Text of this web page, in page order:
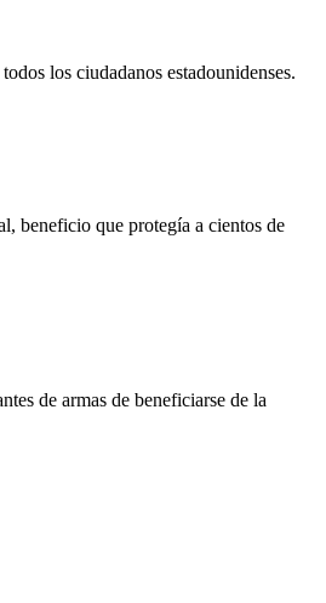
los ciudadanos estadounidenses.
beneficio que protegía a cientos de
de armas de beneficiarse de la